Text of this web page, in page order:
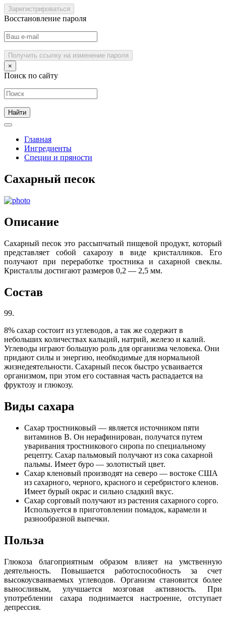
Зарегистрироваться
Восстановление пароля
Получить ссылку на изменение пароля
×
Поиск по сайту
Главная
Ингредиенты
Специи и пряности
Сахарный песок
Описание
Сахарный песок это рассыпчатый пищевой продукт, который
представляет собой сахарозу в виде кристалликов. Его
получают при переработке тростника и сахарной свеклы.
Кристаллы достигают размеров 0,2 — 2,5 мм.
Состав
99.
8% сахар состоит из углеводов, а так же содержит в
небольших количествах кальций, натрий, железо и калий.
Углеводы играют большую роль для организма человека. Они
придают силы и энергию, необходимые для нормальной
жизнедеятельности. Сахарный песок быстро усваивается
организмом, при этом его составная часть распадается на
фруктозу и глюкозу.
Виды сахара
Сахар тростниковый — является источником пяти
витаминов В. Он нерафинирован, получатся путем
уваривания тростникового сиропа по специальному
рецепту. Сахар пальмовый получают из сока сахарной
пальмы. Имеет буро — золотистый цвет.
Сахар кленовый производят на северо — востоке США
из сахарного, черного, красного и серебристого кленов.
Имеет бурый окрас и сильно сладкий вкус.
Сахар сорговый получают из растения сахарного сорго.
Используется в приготовлении помадок, карамели и
разнообразной выпечки.
Польза
Глюкоза благоприятным образом влияет на умственную
деятельность. Повышается работоспособность за счет
высокоусваиваемых углеводов. Организм становится более
выносливым, улучшается мозговая активность. При
употреблении сахара поднимается настроение, отступает
депрессия.